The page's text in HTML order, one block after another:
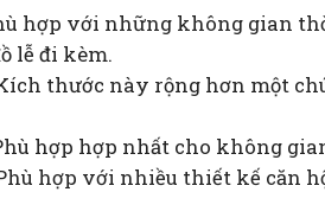
hợp với những không gian
lễ đi kèm.
thước này rộng hơn một
hợp hợp nhất cho không
hợp với nhiều thiết kế căn